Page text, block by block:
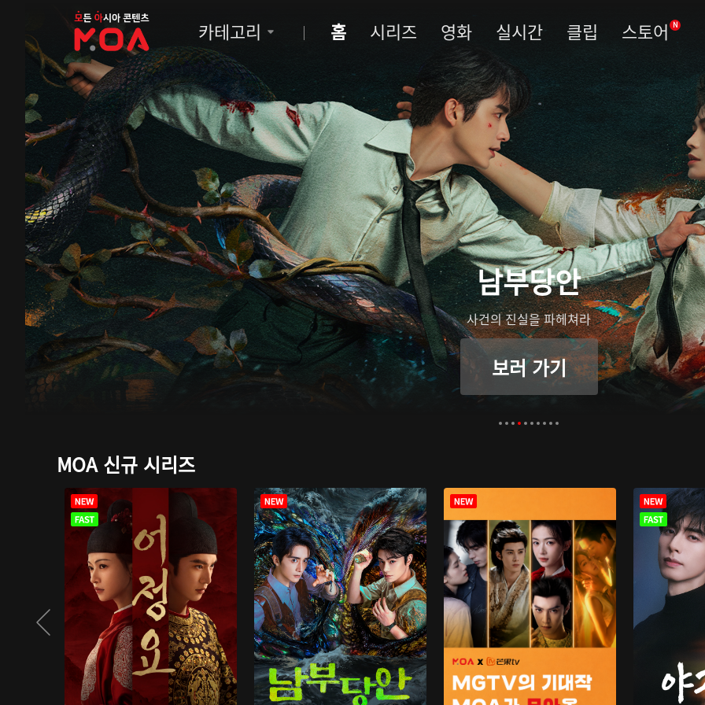
MOA
카테고리 홈 시리즈 영화 실시간 클립 스토어 N
남부당안
사건의 진실을 파헤쳐라
보러 가기
MOA 신규 시리즈